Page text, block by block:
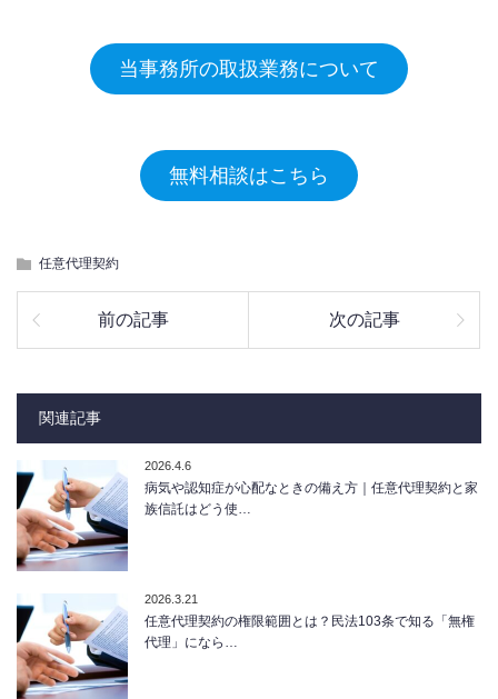
当事務所の取扱業務について
無料相談はこちら
任意代理契約
前の記事 次の記事
関連記事
2026.4.6
病気や認知症が心配なときの備え方｜任意代理契約と家
族信託はどう使…
2026.3.21
任意代理契約の権限範囲とは？民法103条で知る「無権
代理」になら…